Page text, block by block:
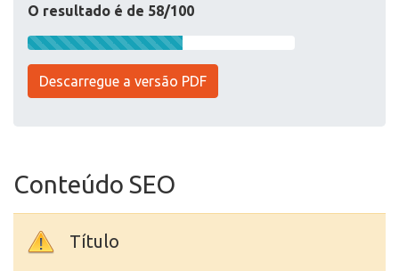
O resultado é de 58/100
Descarregue a versão PDF
Conteúdo SEO
Título